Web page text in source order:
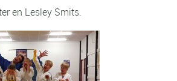
en Lesley Smits.